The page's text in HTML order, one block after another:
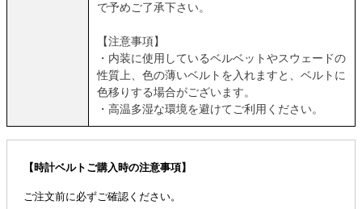
で予めご了承下さい。
【注意事項】
・内装に使用しているベルベットやスウェードの
性質上、色の薄いベルトを入れますと、ベルトに
色移りする場合がございます。
・高温多湿な環境を避けてご利用ください。